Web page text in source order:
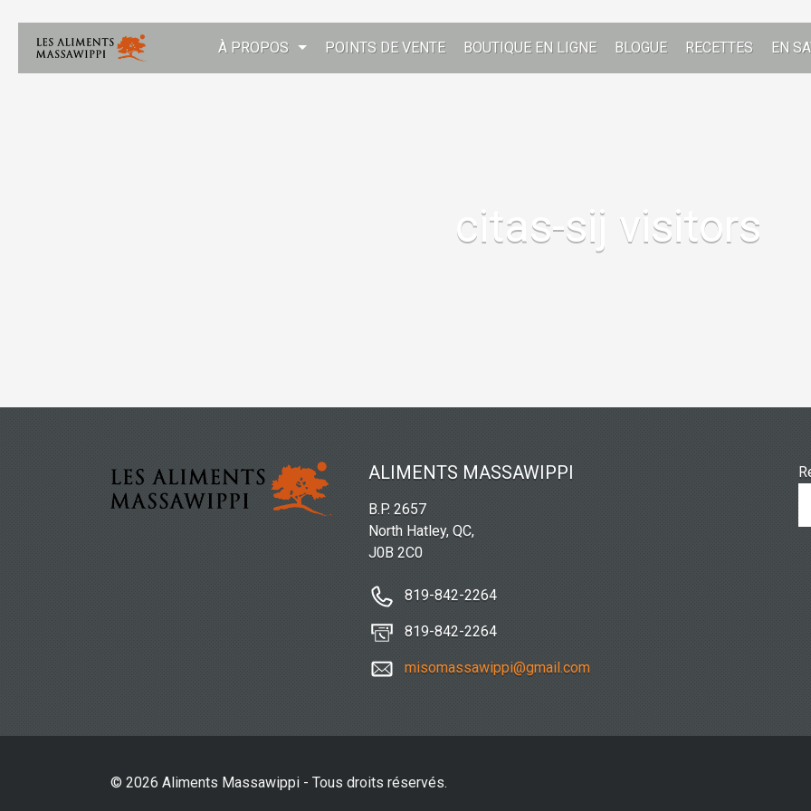
À PROPOS POINTS DE VENTE BOUTIQUE EN LIGNE BLOGUE RECETTES EN
citas-sij visitors
ALIMENTS MASSAWIPPI
B.P. 2657
North Hatley, QC,
J0B 2C0
819-842-2264
819-842-2264
misomassawippi@gmail.com
© 2026 Aliments Massawippi - Tous droits réservés.